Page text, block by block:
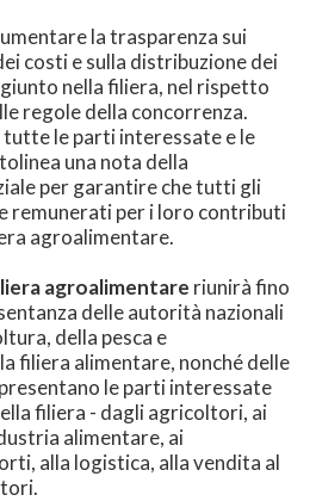
la trasparenza sui
costi e sulla distribuzione dei
nella filiera, nel rispetto
regole della concorrenza.
le parti interessate e le
una nota della
per garantire che tutti gli
remunerati per i loro contributi
agroalimentare.
agroalimentare riunirà fino
delle autorità nazionali
della pesca e
filiera alimentare, nonché delle
le parti interessate
filiera - dagli agricoltori, ai
alimentare, ai
alla logistica, alla vendita al